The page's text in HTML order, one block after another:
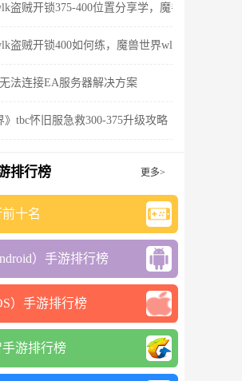
盗贼开锁375-400位置分享学，魔兽世界wlk怀
盗贼开锁400如何练，魔兽世界wlk盗贼天赋
无法连接EA服务器解决方案
》tbc怀旧服急救300-375升级攻略
排行榜 更多>
十名
）手游排行榜
）手游排行榜
游排行榜